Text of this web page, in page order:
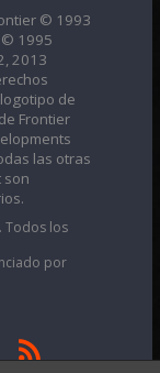
© 1993
© 1995
2013
de
Frontier
las otras
son
. Todos los
por